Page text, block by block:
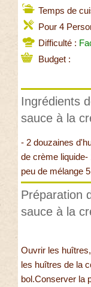
Temps de
Pour 4
Difficulté :
Budget :
Ingrédients
sauce à la
- 2 douzaines
de crème
peu de mélange
Préparation
sauce à la
Ouvrir les
les huîtres de la
bol.Conserver la